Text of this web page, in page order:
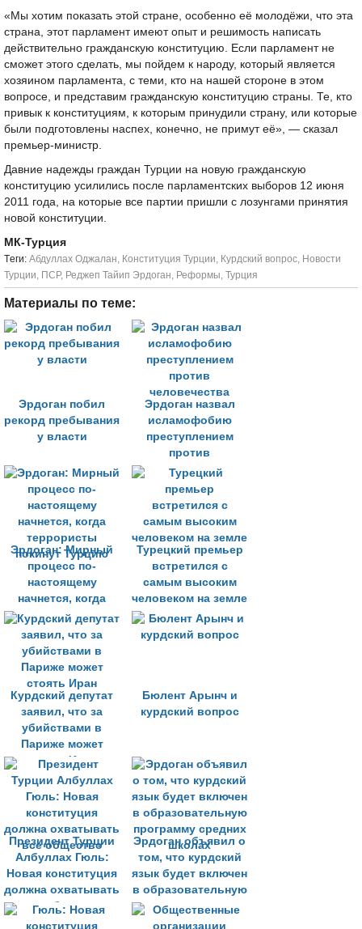
«Мы хотим показать этой стране, особенно её молодёжи, что эта
страна, этот парламент имеют опыт и решимость написать
действительно гражданскую конституцию. Если парламент не
сможет этого сделать, мы пойдем к народу, который является
хозяином парламента, с теми, кто на нашей стороне в этом
вопросе, и представим гражданскую конституцию страны. Те, кто
привык к конституциям, к которым принудили страну, или которые
были подготовлены наспех, конечно, не примут её», — сказал
премьер-министр.
Давние надежды граждан Турции на новую гражданскую
конституцию усилились после парламентских выборов 12 июня
2011 года, на которые все партии пришли с лозунгами принятия
новой конституции.
МК-Турция
Tеги: Абдуллах Оджалан, Конституция Турции, Курдский вопрос, Новости
Турции, ПСР, Реджеп Тайип Эрдоган, Реформы, Турция
Материалы по теме:
Эрдоган побил
рекорд пребывания
у власти
Эрдоган назвал
исламофобию
преступлением
против
человечества
Эрдоган: Мирный
процесс по-
настоящему
начнется, когда
террористы
покинут Турцию
Турецкий премьер
встретился с
самым высоким
человеком на земле
Курдский депутат
заявил, что за
убийствами в
Париже может
стоять Иран
Бюлент Арынч и
курдский вопрос
Президент Турции
Албуллах Гюль:
Новая конституция
должна охватывать
все общество
Эрдоган объявил о
том, что курдский
язык будет включен
в образовательную
программу средних
школах